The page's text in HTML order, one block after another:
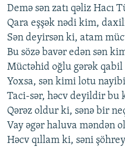
Demə sən zatı qəliz Hacı
Qara eşşək nədi kim,
Sən deyirsən ki, atam
Bu sözə bavər edən sən
Müctəhid oğlu gərək qabil
Yoxsa, sən kimi lotu
Taci-sər, həcv deyildir bu
Qərəz oldur ki, sənə bir
Vay əgər haluva məndən
Həcv qıllam ki, səni